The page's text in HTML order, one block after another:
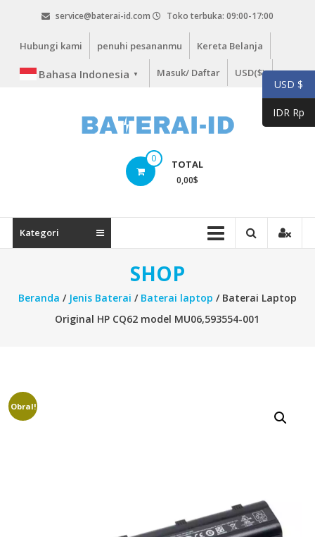
service@baterai-id.com Toko terbuka: 09:00-17:00
Hubungi kami penuhi pesananmu Kereta Belanja
Bahasa Indonesia ▼ Masuk/ Daftar USD($)
id.com
0 TOTAL
0,00$
Kategori
SHOP
Beranda / Jenis Baterai / Baterai laptop / Baterai Laptop
Original HP CQ62 model MU06,593554-001
Obral!
USD $
IDR Rp